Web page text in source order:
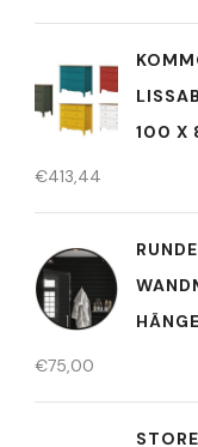
100 X
€413,44
€75,00